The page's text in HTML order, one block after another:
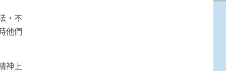
，不
他們
神上